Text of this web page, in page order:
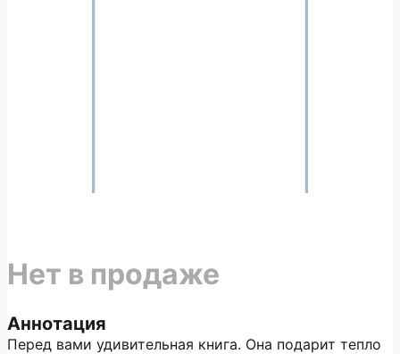
Аннотация
Перед вами удивительная книга. Она подарит тепло
Нет в продаже